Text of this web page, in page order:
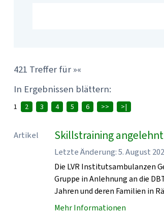
421 Treffer für »«
In Ergebnissen blättern:
1 2 3 4 5 6 >> >|
Artikel Skillstraining angelehnt
Letzte Änderung: 5. August
Die LVR Institutsambulanzen
Gruppe in Anlehnung an die
Jahren und deren Familien in
Mehr Informationen